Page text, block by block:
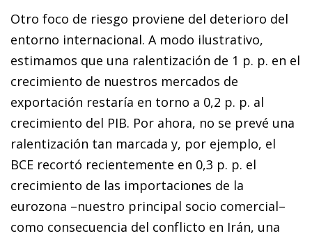
Otro foco de riesgo proviene del deterioro del
entorno internacional. A modo ilustrativo,
estimamos que una ralentización de 1 p. p. en el
crecimiento de nuestros mercados de
exportación restaría en torno a 0,2 p. p. al
crecimiento del PIB. Por ahora, no se prevé una
ralentización tan marcada y, por ejemplo, el
BCE recortó recientemente en 0,3 p. p. el
crecimiento de las importaciones de la
eurozona –nuestro principal socio comercial–
como consecuencia del conflicto en Irán, una